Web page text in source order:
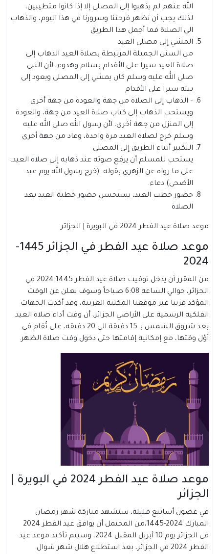
الله عنهم لم يذهبوا إلى المصلى إلا إذا كانوا متطيبين،
لذلك يجب أن نظهر فرحتنا وسرورنا في هذا اليوم، والذهاب
الي الصلاة فما أجمل هذا الطريق
المشي إلى مصلى العيد
من السنن الجميلة المرتبطة بصلاة العيد الذهاب إلى
صلاة العيد سيرا على الأقدام بسلام وهدوء، لأن النبي
صلى الله عليه وسلم كان يمشي إلى المصلى ويعود إلى
بيته سيرا على الأقدام
– الذهاب إلى الصلاة من جهة والعودة من جهة أخرى
ويستحب الذهاب إلى كتاب صلاة العيد من جهة، والعودة
إلى المنزل من جهة أخرى، لأن رسول الله صلى الله عليه
وسلم خرج لصلاة العيد مرة واحدة، وعاد من جهة أخرى
التكبير أثناء الطريق إلى المصلى
يستحب للمسلم أن يرفع صوته عند ذهابه إلى صلاة العيد،
على ما رواه عن الزهري بقوله: (خرج رسول الله يوم عيد
الأضحى) دعاء.
حضور خطب العيد، يستحسن حضور خطبة العيد بعد
الصلاة
موعد صلاة عيد الفطر 2024 في البويرة | الجزائر
موعد صلاة عيد الفطر في الجزائر 1445-
2024
من المقرر أن يدخل توقيت صلاة عيد الفطر 1445-2024 في
الجزائر، حوالي الساعة 6:08 صباحاً وسوف يعلن عن الوقت
المؤكد قريبا عبر موقعنا المكتبة العربية، وقد أكدت الجهات
الفلكية الرسمية على الأراضي الجزائر، أن وقت أداء صلاة العيد
بعد شروق الشمس بـ 15 دقيقة الي 20 دقيقه، على تُقام في
أوّل وقتها، مع إمكانية إقامتها حتى دخول وقت صلاة الظهر.
موعد صلاة عيد الفطر 2024 في البويرة |
الجزائر
في غضون أسابيع قليلة، سنشهد مباركة شهر رمضان
المبارك 2024-1445،من المحتمل أن يوافق عيد الفطر 2024
فى الجزائر يوم 10 أبريل المقبل 2024، وسيتم تأكيد موعد عيد
الفطر 2024 في الجزائر، بعد استطلاع هلال شهر شوال.